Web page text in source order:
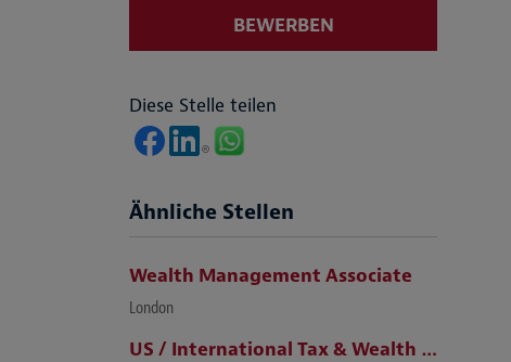
BEWERBEN
Diese Stelle teilen
Ähnliche Stellen
Wealth Management Associate
London
US / International Tax & Wealth Management Lawyer (Zurich / Geneva)